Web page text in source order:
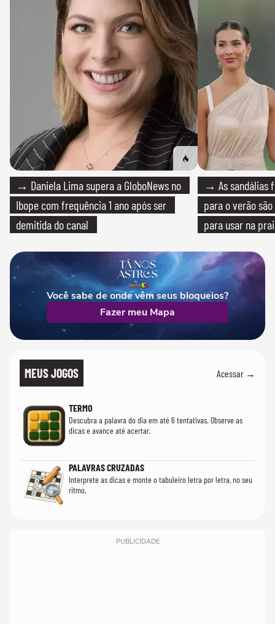
→ Daniela Lima supera a GloboNews no
Ibope com frequência 1 ano após ser
demitida do canal
→ As sandálias
para o verão
para usar na
Você sabe de onde vêm seus bloqueios?
Fazer meu Mapa
MEUS JOGOS Acessar →
TERMO
Descubra a palavra do dia em até 6 tentativas. Observe as
dicas e avance até acertar.
PALAVRAS CRUZADAS
Interprete as dicas e monte o tabuleiro letra por letra, no seu
ritmo.
PUBLICIDADE